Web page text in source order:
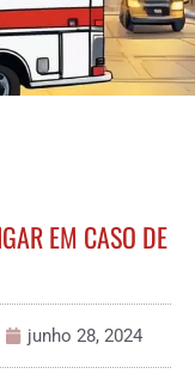
EM CASO DE
junho 28, 2024